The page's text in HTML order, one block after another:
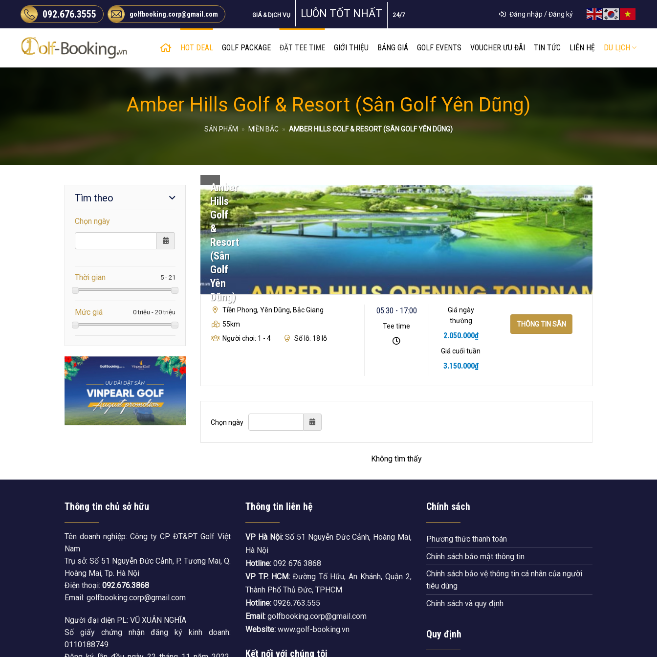
Chuyển
nội
092.676.3555 golfbooking.corp@gmail.com GIÁ & DỊCH VỤ LUÔN TỐT NHẤT 24/7 Đăng nhập / Đăng ký
HOT DEAL GOLF PACKAGE ĐẶT TEE TIME GIỚI THIỆU BẢNG GIÁ GOLF EVENTS VOUCHER ƯU ĐÃI TIN TỨC LIÊN HỆ DU LỊCH
Amber Hills Golf & Resort (Sân Golf Yên Dũng)
SẢN PHẨM » MIỀN BẮC » AMBER HILLS GOLF & RESORT (SÂN GOLF YÊN DŨNG)
Tìm theo
Chọn ngày
Thời gian
Mức giá
Amber
Hills
Golf
&
Resort
(Sân
Golf
Yên
Dũng)
Tiền Phong, Yên Dũng, Bắc Giang
55km
Người chơi: 1 - 4
Số lỗ: 18 lỗ
05:30 - 17:00
Tee time
Giá ngày
thường
2.050.000₫
Giá cuối tuần
3.150.000₫
THÔNG TIN SÂN
Chọn ngày
Không tìm thấy
Thông tin chủ sở hữu
Tên doanh nghiệp: Công ty CP ĐT&PT Golf Việt
Nam
Trụ sở: Số 51 Nguyễn Đức Cảnh, P. Tương Mai, Q.
Hoàng Mai, Tp. Hà Nội
Điện thoại: 092.676.3868
Email: golfbooking.corp@gmail.com
Người đại diện PL: VŨ XUÂN NGHĨA
Số giấy chứng nhận đăng ký kinh doanh:
0110188749
Thông tin liên hệ
VP Hà Nội:Số 51 Nguyễn Đức Cảnh, Hoàng Mai,
Hà Nội
Hotline: 092 676 3868
VP TP. HCM:Đường Tố Hữu, An Khánh, Quận 2,
Thành Phố Thủ Đức, TPHCM
Hotline: 0926.763.555
Email: golfbooking.corp@gmail.com
Website: www.golf-booking.vn
Kết nối với chúng tôi
Chính sách
Phương thức thanh toán
Chính sách bảo mật thông tin
Chính sách bảo vệ thông tin cá nhân của người
tiêu dùng
Chính sách và quy định
Quy định